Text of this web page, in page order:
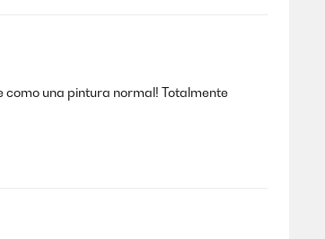
como una pintura normal! Totalmente